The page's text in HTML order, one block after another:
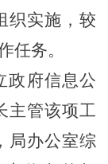
织实施，较
任务。
政府信息公
主管该项工
，局办公室综